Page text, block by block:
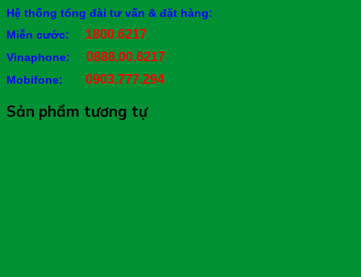
Hệ thống tổng đài tư vấn & đặt hàng:
Miễn cước: 1800.6217
Vinaphone: 0888.00.6217
Mobifone: 0903.777.294
Sản phẩm tương tự